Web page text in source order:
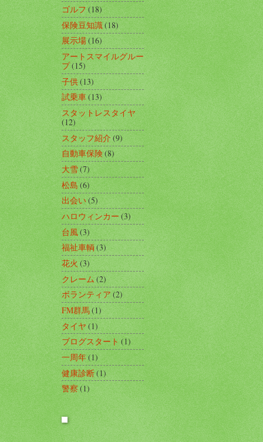
ゴルフ(18)
保険豆知識(18)
展示場(16)
アートスマイルグルー
プ(15)
子供(13)
試乗車(13)
スタットレスタイヤ
(12)
スタッフ紹介(9)
自動車保険(8)
大雪(7)
松島 (6)
出会い(5)
ハロウィンカー(3)
台風(3)
福祉車輌 (3)
花火(3)
クレーム(2)
ボランティア(2)
FM群馬(1)
タイヤ(1)
ブログスタート(1)
一周年(1)
健康診断(1)
警察 (1)